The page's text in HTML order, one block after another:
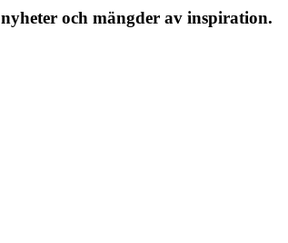
och mängder av inspiration.